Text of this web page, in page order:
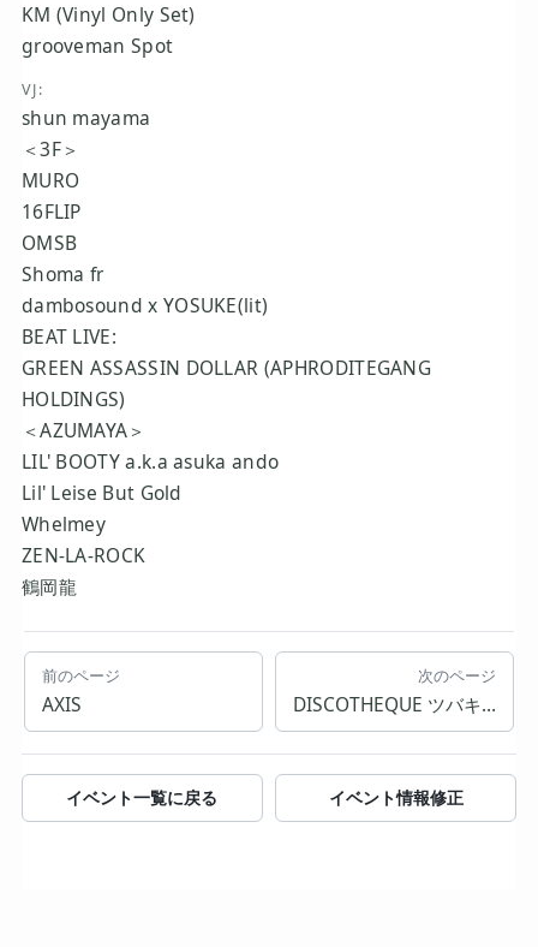
KM (Vinyl Only Set)
grooveman Spot
VJ:
shun mayama
＜3F＞
MURO
16FLIP
OMSB
Shoma fr
dambosound x YOSUKE(lit)
BEAT LIVE:
GREEN ASSASSIN DOLLAR (APHRODITEGANG
HOLDINGS)
＜AZUMAYA＞
LIL' BOOTY a.k.a asuka ando
Lil' Leise But Gold
Whelmey
ZEN-LA-ROCK
鶴岡龍
前のページ
AXIS
次のページ
DISCOTHEQUE ツバキハウス-1975~1987- Billy’s Rock A Billy Nite
イベント一覧に戻る イベント情報修正